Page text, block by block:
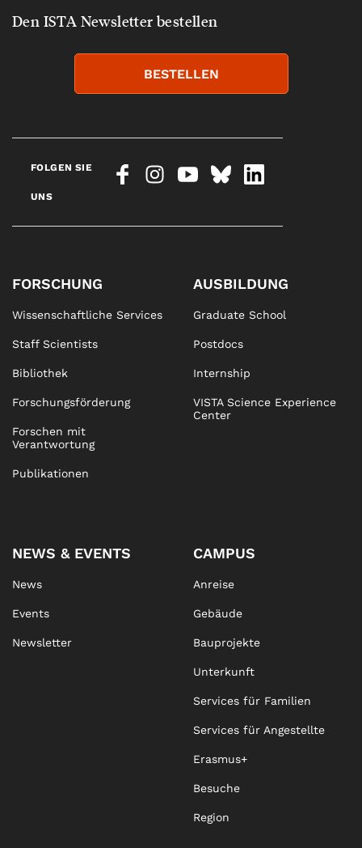
Den ISTA Newsletter bestellen
BESTELLEN
FOLGEN SIE
UNS
FORSCHUNG
Wissenschaftliche Services
Staff Scientists
Bibliothek
Forschungsförderung
Forschen mit
Verantwortung
Publikationen
AUSBILDUNG
Graduate School
Postdocs
Internship
VISTA Science Experience
Center
NEWS & EVENTS
News
Events
Newsletter
CAMPUS
Anreise
Gebäude
Bauprojekte
Unterkunft
Services für Familien
Services für Angestellte
Erasmus+
Besuche
Region